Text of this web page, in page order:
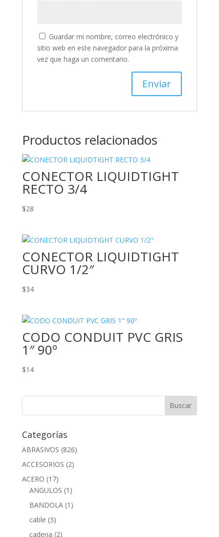
Guardar mi nombre, correo electrónico y
sitio web en este navegador para la próxima
vez que haga un comentario.
Productos relacionados
CONECTOR LIQUIDTIGHT
RECTO 3/4
$28
CONECTOR LIQUIDTIGHT
CURVO 1/2″
$34
CODO CONDUIT PVC GRIS
1″ 90º
$14
Categorías
ABRASIVOS (826)
ACCESORIOS (2)
ACERO (17)
ANGULOS (1)
BANDOLA (1)
cable (3)
cadena (2)